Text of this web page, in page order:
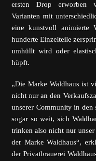
ersten Drop erworben
Varianten mit
eine kunstvoll animierte
hunderte Einzelteile
umhüllt wird oder
hüpft.
„Die Marke Waldhaus ist
nicht nur an den
unserer Community in den
sogar so weit, sich
trinken also nicht nur
der Marke Waldhaus“,
der Privatbrauerei